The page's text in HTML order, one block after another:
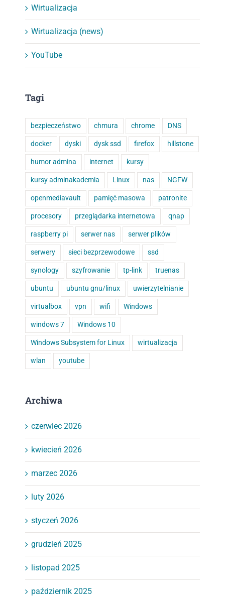
Wirtualizacja
Wirtualizacja (news)
YouTube
Tagi
bezpieczeństwo chmura chrome DNS
docker dyski dysk ssd firefox hillstone
humor admina internet kursy
kursy adminakademia Linux nas NGFW
openmediavault pamięć masowa patronite
procesory przeglądarka internetowa qnap
raspberry pi serwer nas serwer plików
serwery sieci bezprzewodowe ssd
synology szyfrowanie tp-link truenas
ubuntu ubuntu gnu/linux uwierzytelnianie
virtualbox vpn wifi Windows
windows 7 Windows 10
Windows Subsystem for Linux wirtualizacja
wlan youtube
Archiwa
czerwiec 2026
kwiecień 2026
marzec 2026
luty 2026
styczeń 2026
grudzień 2025
listopad 2025
październik 2025